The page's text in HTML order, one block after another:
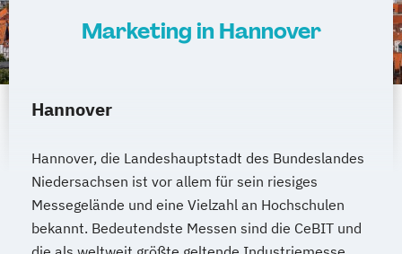
Marketing in Hannover
Hannover
Hannover, die Landeshauptstadt des Bundeslandes
Niedersachsen ist vor allem für sein riesiges
Messegelände und eine Vielzahl an Hochschulen
bekannt. Bedeutendste Messen sind die CeBIT und